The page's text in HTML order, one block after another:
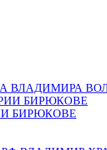
БИРЮКОВЕ